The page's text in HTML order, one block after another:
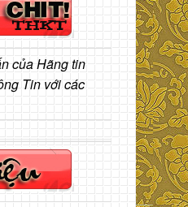
của Hãng tin
Tin với các